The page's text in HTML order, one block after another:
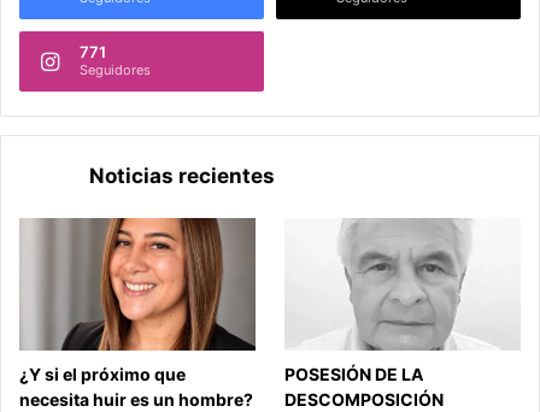
771
Seguidores
Noticias recientes
¿Y si el próximo que
necesita huir es un hombre?
POSESIÓN DE LA
DESCOMPOSICIÓN